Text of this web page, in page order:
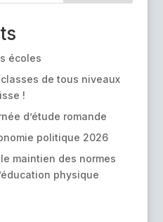
écoles
de tous niveaux
!
d’étude romande
politique 2026
maintien des normes
physique